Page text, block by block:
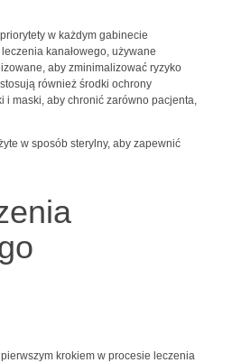
w każdym gabinecie
kanałowego, używane
aby zminimalizować ryzyko
również środki ochrony
i maski, aby chronić zarówno pacjenta,
w sposób sterylny, aby zapewnić
krokiem w procesie leczenia